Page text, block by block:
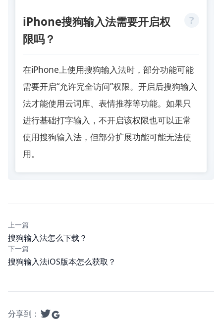
iPhone搜狗输入法需要开启权
限吗？
在iPhone上使用搜狗输入法时，部分功能可能
需要开启“允许完全访问”权限。开启后搜狗输入
法才能使用云词库、表情推荐等功能。如果只
进行基础打字输入，不开启该权限也可以正常
使用搜狗输入法，但部分扩展功能可能无法使
用。
上一篇
搜狗输入法怎么下载？
下一篇
搜狗输入法iOS版本怎么获取？
分享到：